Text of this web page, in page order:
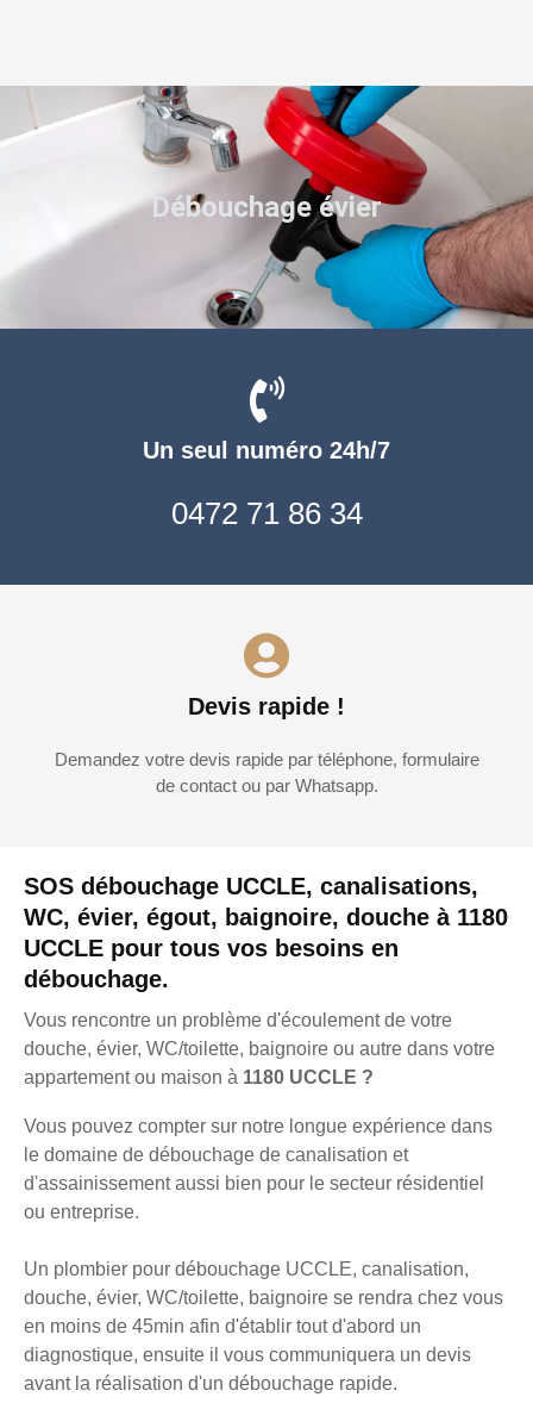
SOS débouchage UCCLE, canalisations,
WC, évier, égout, baignoire, douche à 1180
UCCLE pour tous vos besoins en
débouchage.
Vous rencontre un problème d'écoulement de votre
douche, évier, WC/toilette, baignoire ou autre dans votre
appartement ou maison à 1180 UCCLE ?
Vous pouvez compter sur notre longue expérience dans
le domaine de débouchage de canalisation et
d'assainissement aussi bien pour le secteur résidentiel
ou entreprise.
Un plombier pour débouchage UCCLE, canalisation,
douche, évier, WC/toilette, baignoire se rendra chez vous
en moins de 45min afin d'établir tout d'abord un
diagnostique, ensuite il vous communiquera un devis
avant la réalisation d'un débouchage rapide.
Un seul numéro 24h/7
0472 71 86 34
Devis rapide !
Demandez votre devis rapide par téléphone, formulaire
de contact ou par Whatsapp.
Débouchage évier